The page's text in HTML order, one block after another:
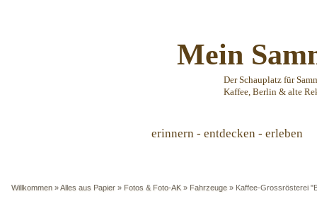
Mein
Der Schauplatz für
Kaffee, Berlin & alte
erinnern - entdecken - erleben
Willkommen »Alles aus Papier » Fotos & Foto-AK » Fahrzeuge » Kaffee-Grossrösterei